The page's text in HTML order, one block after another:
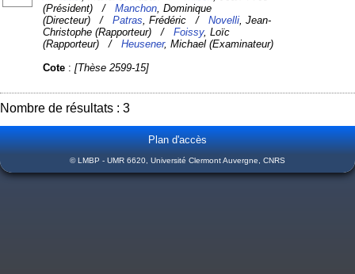
(Président) /Manchon , Dominique
(Directeur) /Patras , Frédéric /Novelli , Jean-
Christophe (Rapporteur) /Foissy, Loïc
(Rapporteur) /Heusener, Michael (Examinateur)
Cote :[Thèse 2599-15]
Nombre de résultats : 3
Plan d'accès
© LMBP - UMR 6620, Université Clermont Auvergne, CNRS